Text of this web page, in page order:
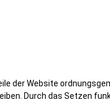
der Website
Durch das Setzen